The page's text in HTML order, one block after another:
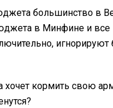
большинство в
в Минфине и все
игнорируют
кормить свою